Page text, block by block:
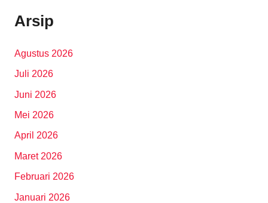
Arsip
Agustus 2026
Juli 2026
Juni 2026
Mei 2026
April 2026
Maret 2026
Februari 2026
Januari 2026